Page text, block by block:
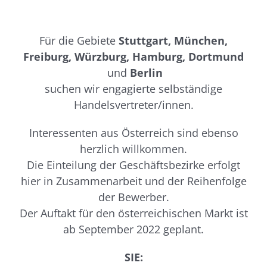
Für die Gebiete Stuttgart, München,
Freiburg, Würzburg, Hamburg, Dortmund
und Berlin
suchen wir engagierte selbständige
Handelsvertreter/innen.
Interessenten aus Österreich sind ebenso
herzlich willkommen.
Die Einteilung der Geschäftsbezirke erfolgt
hier in Zusammenarbeit und der Reihenfolge
der Bewerber.
Der Auftakt für den österreichischen Markt ist
ab September 2022 geplant.
SIE: